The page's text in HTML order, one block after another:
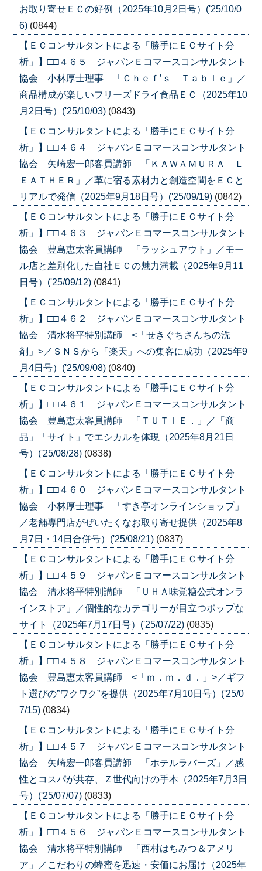
お取り寄せＥＣの好例（2025年10月2日号）('25/10/0
6) (0844)
【ＥＣコンサルタントによる「勝手にＥＣサイト分
析」】□□４６５ ジャパンＥコマースコンサルタント
協会 小林厚士理事 「Ｃｈｅｆ’ｓ Ｔａｂｌｅ」／
商品構成が楽しいフリーズドライ食品ＥＣ（2025年10
月2日号）('25/10/03) (0843)
【ＥＣコンサルタントによる「勝手にＥＣサイト分
析」】□□４６４ ジャパンＥコマースコンサルタント
協会 矢崎宏一郎客員講師 「ＫＡＷＡＭＵＲＡ Ｌ
ＥＡＴＨＥＲ」／革に宿る素材力と創造空間をＥＣと
リアルで発信（2025年9月18日号）('25/09/19) (0842)
【ＥＣコンサルタントによる「勝手にＥＣサイト分
析」】□□４６３ ジャパンＥコマースコンサルタント
協会 豊島恵太客員講師 「ラッシュアウト」／モー
ル店と差別化した自社ＥＣの魅力満載（2025年9月11
日号）('25/09/12) (0841)
【ＥＣコンサルタントによる「勝手にＥＣサイト分
析」】□□４６２ ジャパンＥコマースコンサルタント
協会 清水将平特別講師 <「せきぐちさんちの洗
剤」>／ＳＮＳから「楽天」への集客に成功（2025年9
月4日号）('25/09/08) (0840)
【ＥＣコンサルタントによる「勝手にＥＣサイト分
析」】□□４６１ ジャパンＥコマースコンサルタント
協会 豊島恵太客員講師 「ＴＵＴＩＥ．」／「商
品」「サイト」でエシカルを体現（2025年8月21日
号）('25/08/28) (0838)
【ＥＣコンサルタントによる「勝手にＥＣサイト分
析」】□□４６０ ジャパンＥコマースコンサルタント
協会 小林厚士理事 「すき亭オンラインショップ」
／老舗専門店がぜいたくなお取り寄せ提供（2025年8
月7日・14日合併号）('25/08/21) (0837)
【ＥＣコンサルタントによる「勝手にＥＣサイト分
析」】□□４５９ ジャパンＥコマースコンサルタント
協会 清水将平特別講師 「ＵＨＡ味覚糖公式オンラ
インストア」／個性的なカテゴリーが目立つポップな
サイト（2025年7月17日号）('25/07/22) (0835)
【ＥＣコンサルタントによる「勝手にＥＣサイト分
析」】□□４５８ ジャパンＥコマースコンサルタント
協会 豊島恵太客員講師 <「ｍ．ｍ．ｄ．」>／ギフ
ト選びの”ワクワク”を提供（2025年7月10日号）('25/0
7/15) (0834)
【ＥＣコンサルタントによる「勝手にＥＣサイト分
析」】□□４５７ ジャパンＥコマースコンサルタント
協会 矢崎宏一郎客員講師 「ホテルラバーズ」／感
性とコスパが共存、Ｚ世代向けの手本（2025年7月3日
号）('25/07/07) (0833)
【ＥＣコンサルタントによる「勝手にＥＣサイト分
析」】□□４５６ ジャパンＥコマースコンサルタント
協会 清水将平特別講師 「西村はちみつ＆アメリ
ア」／こだわりの蜂蜜を迅速・安価にお届け（2025年